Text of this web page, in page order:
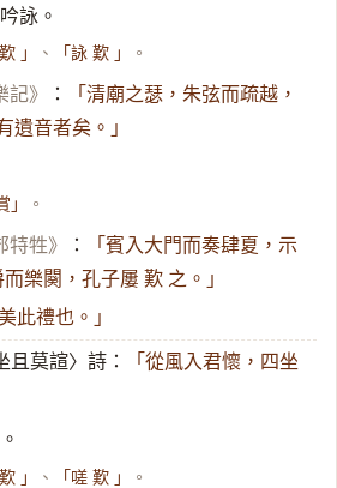
詠。
」 、 「詠 歎 」 。
記》 ：
「清廟之瑟，朱弦而疏越，
遺音者矣。」
」 。
特牲》 ：
「賓入大門而奏肆夏，示
樂闋，孔子屢 歎 之。」
美此禮也。」
且莫諠〉詩：
「從風入君懷，四坐
。
」 、 「嗟 歎 」 。